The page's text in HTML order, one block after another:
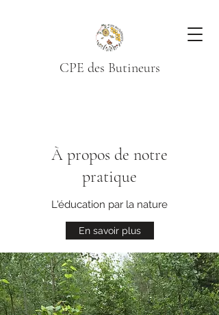
CPE des Butineurs
À propos de notre
pratique
L'éducation par la nature
En savoir plus